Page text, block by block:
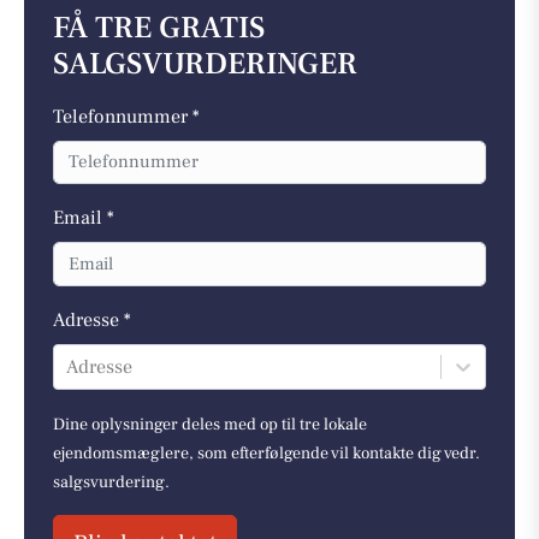
FÅ TRE GRATIS
SALGSVURDERINGER
Telefonnummer *
Email *
Adresse *
Adresse
Dine oplysninger deles med op til tre lokale
ejendomsmæglere, som efterfølgende vil kontakte dig vedr.
salgsvurdering.